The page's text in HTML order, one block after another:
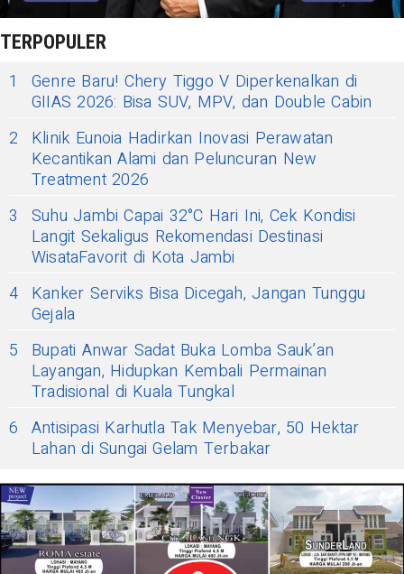
TERPOPULER
1
Genre Baru! Chery Tiggo V Diperkenalkan di
GIIAS 2026: Bisa SUV, MPV, dan Double Cabin
2
Klinik Eunoia Hadirkan Inovasi Perawatan
Kecantikan Alami dan Peluncuran New
Treatment 2026
3
Suhu Jambi Capai 32°C Hari Ini, Cek Kondisi
Langit Sekaligus Rekomendasi Destinasi
WisataFavorit di Kota Jambi
4 Kanker Serviks Bisa Dicegah, Jangan Tunggu
Gejala
5
Bupati Anwar Sadat Buka Lomba Sauk’an
Layangan, Hidupkan Kembali Permainan
Tradisional di Kuala Tungkal
6 Antisipasi Karhutla Tak Menyebar, 50 Hektar
Lahan di Sungai Gelam Terbakar